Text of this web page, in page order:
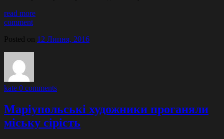
read more
comment
Posted on 12 Липня, 2016
kate 0 comments
Маріупольські художники проганяли
міську сірість